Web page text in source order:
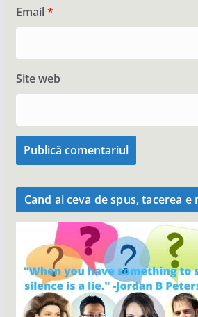
Email *
Site web
Cand ai ceva de spus, tacerea e